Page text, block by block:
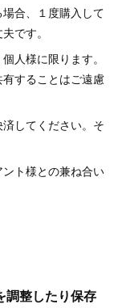
合、１度購入して
です。
人様に限ります。
することはご遠慮
してください。そ
ト様との兼ね合い
調整したり保存